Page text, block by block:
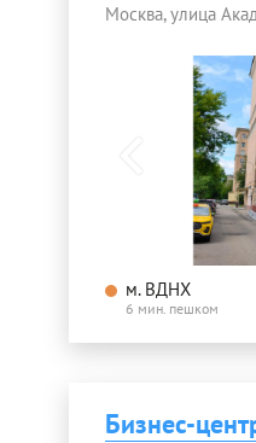
Москва, улица
м. ВДНХ
6 мин. пешком
Бизнес-